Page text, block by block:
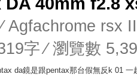
⁄Agfachrome rsx
字 ⁄ 瀏覽數
da鏡是跟pentax那台假無反k 01